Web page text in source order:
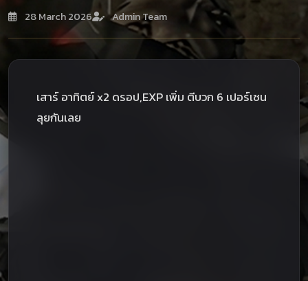
28 March 2026 Admin Team
เสาร์ อาทิตย์ x2 ดรอป,EXP เพิ่ม ตีบวก 6 เปอร์เซน
ลุยกันเลย